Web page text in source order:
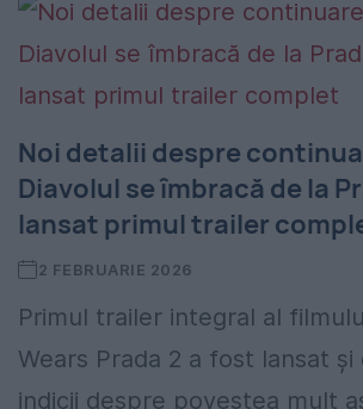
Noi detalii despre
Diavolul se îmbracă de la
lansat primul trailer
2 FEBRUARIE 2026
Primul trailer integral al
Wears Prada 2 a fost lansat și
indicii despre povestea mult